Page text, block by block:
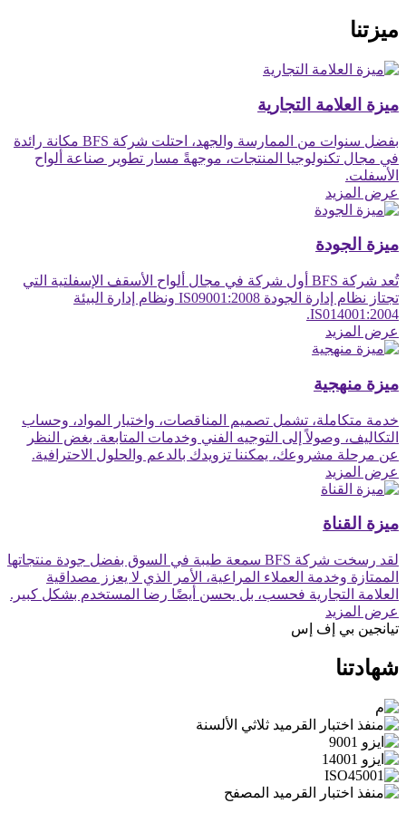
ميزتنا
ميزة العلامة التجارية
بفضل سنوات من الممارسة والجهد، احتلت شركة BFS مكانة رائدة
في مجال تكنولوجيا المنتجات، موجهةً مسار تطوير صناعة ألواح
الأسفلت.
عرض المزيد
ميزة الجودة
تُعد شركة BFS أول شركة في مجال ألواح الأسقف الإسفلتية التي
تجتاز نظام إدارة الجودة IS09001:2008 ونظام إدارة البيئة
IS014001:2004.
عرض المزيد
ميزة منهجية
خدمة متكاملة، تشمل تصميم المناقصات، واختيار المواد، وحساب
التكاليف، وصولاً إلى التوجيه الفني وخدمات المتابعة. بغض النظر
عن مرحلة مشروعك، يمكننا تزويدك بالدعم والحلول الاحترافية.
عرض المزيد
ميزة القناة
لقد رسخت شركة BFS سمعة طيبة في السوق بفضل جودة منتجاتها
الممتازة وخدمة العملاء المراعية، الأمر الذي لا يعزز مصداقية
العلامة التجارية فحسب، بل يحسن أيضًا رضا المستخدم بشكل كبير.
عرض المزيد
تيانجين بي إف إس
شهادتنا